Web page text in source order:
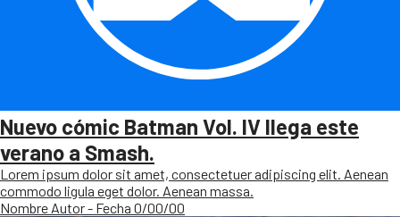
Nuevo cómic Batman Vol. IV llega este
verano a Smash.
Lorem ipsum dolor sit amet, consectetuer adipiscing elit. Aenean
commodo ligula eget dolor. Aenean massa.
Nombre Autor - Fecha 0/00/00